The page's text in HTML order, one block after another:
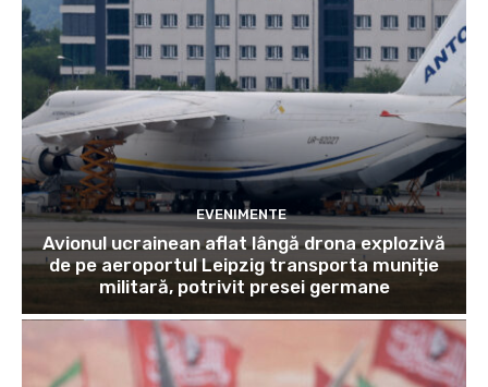
EVENIMENTE
Avionul ucrainean aflat lângă drona explozivă
de pe aeroportul Leipzig transporta muniție
militară, potrivit presei germane